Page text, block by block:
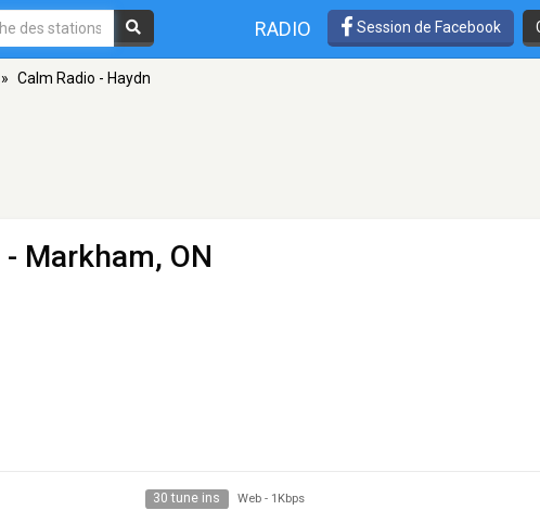
RADIO Session de Facebook
» Calm Radio - Haydn
- Markham, ON
30 tune ins Web - 1Kbps